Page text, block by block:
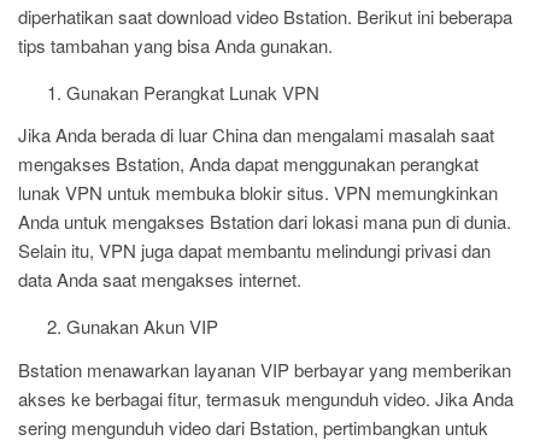
diperhatikan saat download video Bstation. Berikut ini beberapa
tips tambahan yang bisa Anda gunakan.
Gunakan Perangkat Lunak VPN
Jika Anda berada di luar China dan mengalami masalah saat
mengakses Bstation, Anda dapat menggunakan perangkat
lunak VPN untuk membuka blokir situs. VPN memungkinkan
Anda untuk mengakses Bstation dari lokasi mana pun di dunia.
Selain itu, VPN juga dapat membantu melindungi privasi dan
data Anda saat mengakses internet.
Gunakan Akun VIP
Bstation menawarkan layanan VIP berbayar yang memberikan
akses ke berbagai fitur, termasuk mengunduh video. Jika Anda
sering mengunduh video dari Bstation, pertimbangkan untuk